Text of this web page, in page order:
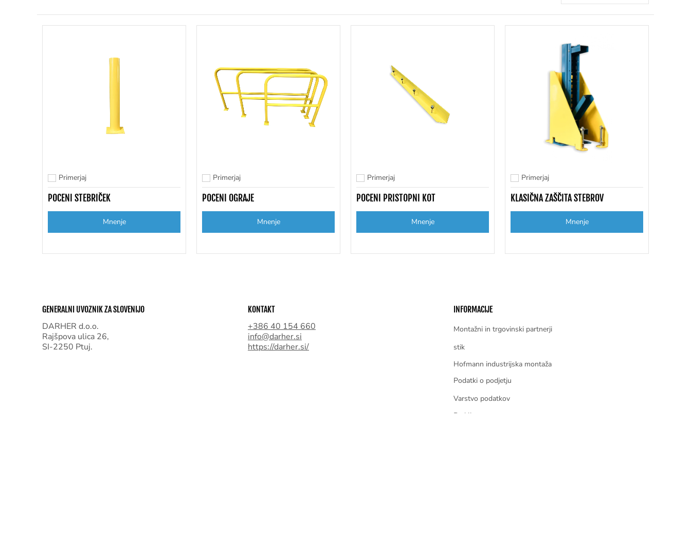
Dodaj za primerjavo
Primerjaj
POCENI STEBRIČEK
Mnenje
Dodaj za primerjavo
Primerjaj
POCENI OGRAJE
Mnenje
Dodaj za primerjavo
Primerjaj
POCENI PRISTOPNI KOT
Mnenje
Dodaj za primerjavo
Primerjaj
KLASIČNA ZAŠČITA STEBROV
Mnenje
GENERALNI UVOZNIK ZA SLOVENIJO
DARHER d.o.o.
Rajšpova ulica 26,
SI-2250 Ptuj.
KONTAKT
+386 40 154 660
info@darher.si
https://darher.si/
INFORMACIJE
Montažni in trgovinski partnerji
stik
Hofmann industrijska montaža
Podatki o podjetju
Varstvo podatkov
Preklic